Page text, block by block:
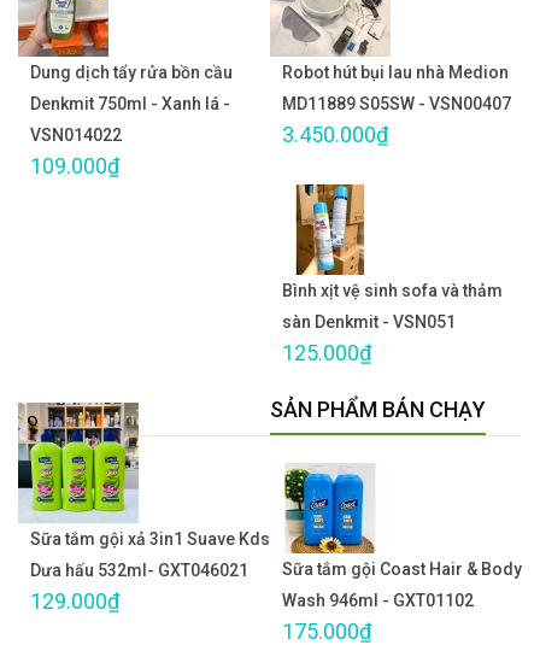
Dung dịch tẩy rửa bồn cầu
Denkmit 750ml - Xanh lá -
VSN014022
109.000₫
Robot hút bụi lau nhà Medion
MD11889 S05SW - VSN00407
3.450.000₫
Bình xịt vệ sinh sofa và thảm
sàn Denkmit - VSN051
125.000₫
Sữa tắm gội xả 3in1 Suave Kds
Dưa hấu 532ml- GXT046021
129.000₫
SẢN PHẨM BÁN CHẠY
Sữa tắm gội Coast Hair & Body
Wash 946ml - GXT01102
175.000₫